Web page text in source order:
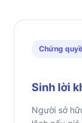
Chứng
Sinh lời
Người sở